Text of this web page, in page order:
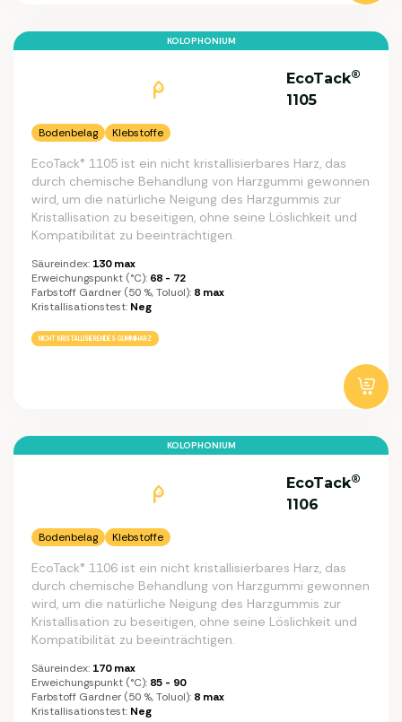
KOLOPHONIUM
EcoTack®
1105
Bodenbelag Klebstoffe
EcoTack® 1105 ist ein nicht kristallisierbares Harz, das
durch chemische Behandlung von Harzgummi gewonnen
wird, um die natürliche Neigung des Harzgummis zur
Kristallisation zu beseitigen, ohne seine Löslichkeit und
Kompatibilität zu beeinträchtigen.
Säureindex: 130 max
Erweichungspunkt (°C): 68 - 72
Farbstoff Gardner (50 %, Toluol): 8 max
Kristallisationstest: Neg
NICHT KRISTALLISIERENDES GUMMIHARZ
KOLOPHONIUM
EcoTack®
1106
Bodenbelag Klebstoffe
EcoTack® 1106 ist ein nicht kristallisierbares Harz, das
durch chemische Behandlung von Harzgummi gewonnen
wird, um die natürliche Neigung des Harzgummis zur
Kristallisation zu beseitigen, ohne seine Löslichkeit und
Kompatibilität zu beeinträchtigen.
Säureindex: 170 max
Erweichungspunkt (°C): 85 - 90
Farbstoff Gardner (50 %, Toluol): 8 max
Kristallisationstest: Neg